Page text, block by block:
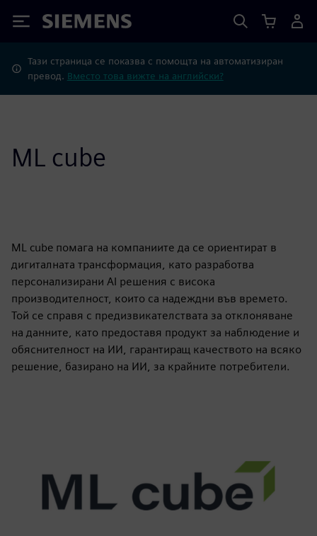
Siemens
Тази страница се показва с помощта на автоматизиран
превод. Вместо това вижте на английски?
ML cube
ML cube помага на компаниите да се ориентират в
дигиталната трансформация, като разработва
персонализирани AI решения с висока
производителност, които са надеждни във времето.
Той се справя с предизвикателствата за отклоняване
на данните, като предоставя продукт за наблюдение и
обяснителност на ИИ, гарантиращ качеството на всяко
решение, базирано на ИИ, за крайните потребители.